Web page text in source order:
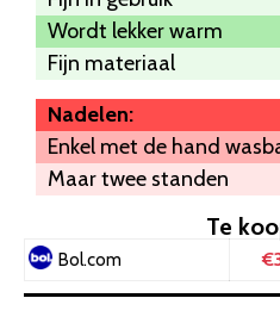
Wordt lekker warm
Fijn materiaal
Nadelen:
Enkel met de hand
Maar twee standen
Te
Bol.com